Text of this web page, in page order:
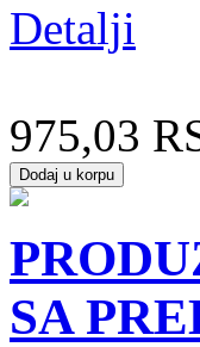
Detalji
975,03
SA